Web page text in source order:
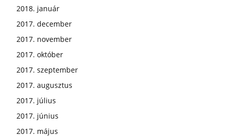
2018. január
2017. december
2017. november
2017. október
2017. szeptember
2017. augusztus
2017. július
2017. június
2017. május